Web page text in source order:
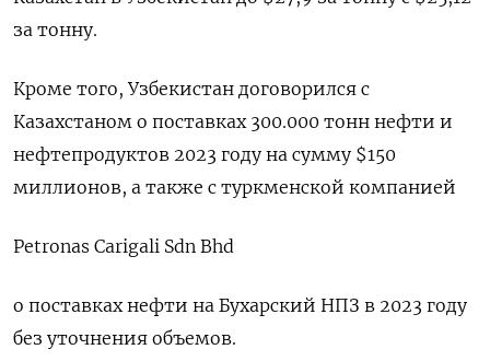
за тонну.
Кроме того, Узбекистан договорился с
Казахстаном о поставках 300.000 тонн нефти и
нефтепродуктов 2023 году на сумму $150
миллионов, а также с туркменской компанией
Petronas Carigali Sdn Bhd
о поставках нефти на Бухарский НПЗ в 2023 году
без уточнения объемов.